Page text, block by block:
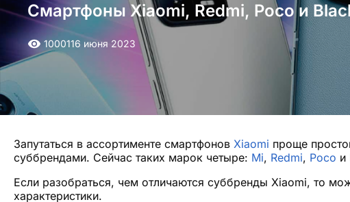
Смартфоны Xiaomi, Redmi, Poco и
1000116 июня 2023
Запутаться в ассортименте смартфонов Xiaomi проще
суббрендами. Сейчас таких марок четыре: Mi, Redmi, Poco и
Если разобраться, чем отличаются суббренды Xiaomi, то
характеристики.